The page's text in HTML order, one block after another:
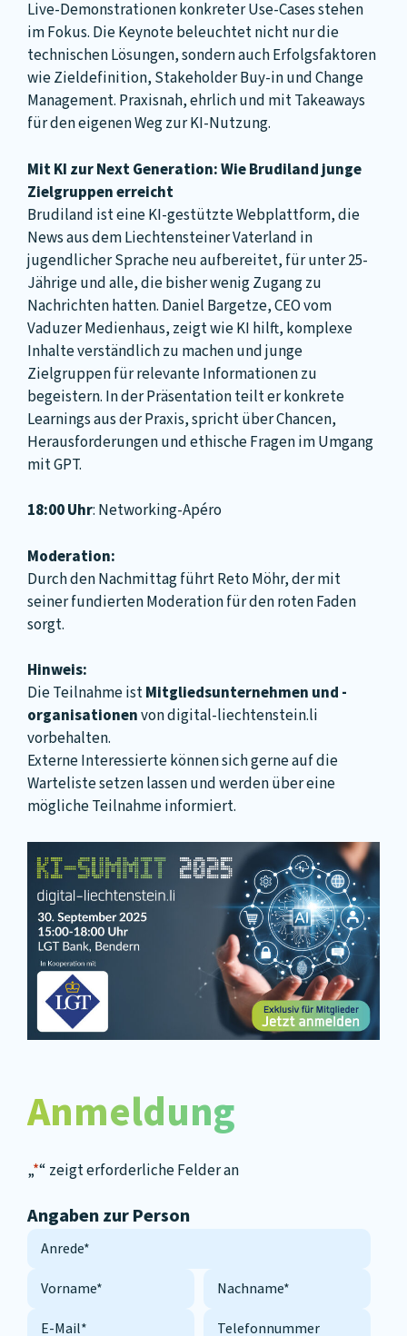
Live-Demonstrationen konkreter Use-Cases stehen
im Fokus. Die Keynote beleuchtet nicht nur die
technischen Lösungen, sondern auch Erfolgsfaktoren
wie Zieldefinition, Stakeholder Buy-in und Change
Management. Praxisnah, ehrlich und mit Takeaways
für den eigenen Weg zur KI-Nutzung.
Mit KI zur Next Generation: Wie Brudiland junge
Zielgruppen erreicht
Brudiland ist eine KI-gestützte Webplattform, die
News aus dem Liechtensteiner Vaterland in
jugendlicher Sprache neu aufbereitet, für unter 25-
Jährige und alle, die bisher wenig Zugang zu
Nachrichten hatten. Daniel Bargetze, CEO vom
Vaduzer Medienhaus, zeigt wie KI hilft, komplexe
Inhalte verständlich zu machen und junge
Zielgruppen für relevante Informationen zu
begeistern. In der Präsentation teilt er konkrete
Learnings aus der Praxis, spricht über Chancen,
Herausforderungen und ethische Fragen im Umgang
mit GPT.
18:00 Uhr: Networking-Apéro
Moderation:
Durch den Nachmittag führt Reto Möhr, der mit
seiner fundierten Moderation für den roten Faden
sorgt.
Hinweis:
Die Teilnahme istMitgliedsunternehmen und -
organisationenvon digital-liechtenstein.li
vorbehalten.
Externe Interessierte können sich gerne auf die
Warteliste setzen lassen und werden über eine
mögliche Teilnahme informiert.
Anmeldung
„*“ zeigt erforderliche Felder an
Angaben zur Person
Anrede *
Vorname
Nachname
Email Telefonnummer